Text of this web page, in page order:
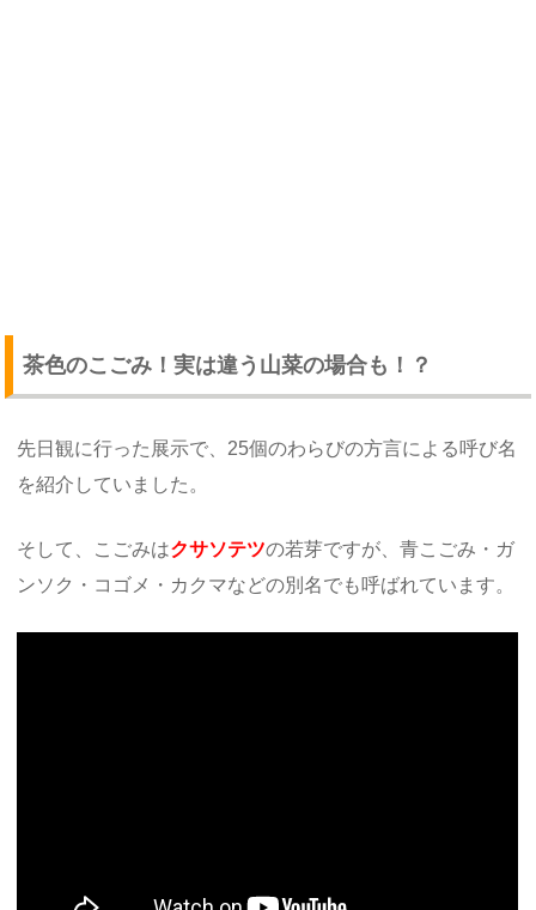
茶色のこごみ！実は違う山菜の場合も！？
先日観に行った展示で、25個のわらびの方言による呼び名
を紹介していました。
そして、こごみはクサソテツの若芽ですが、青こごみ・ガ
ンソク・コゴメ・カクマなどの別名でも呼ばれています。